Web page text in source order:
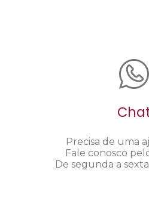
Precisa de uma
Fale conosco
De segunda a